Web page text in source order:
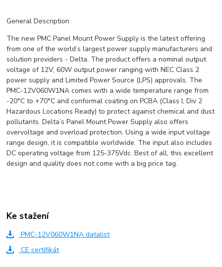
General Description
The new PMC Panel Mount Power Supply is the latest offering
from one of the world’s largest power supply manufacturers and
solution providers - Delta. The product offers a nominal output
voltage of 12V, 60W output power ranging with NEC Class 2
power supply and Limited Power Source (LPS) approvals. The
PMC-12V060W1NA comes with a wide temperature range from
-20°C to +70°C and conformal coating on PCBA (Class I, Div 2
Hazardous Locations Ready) to protect against chemical and dust
pollutants. Delta’s Panel Mount Power Supply also offers
overvoltage and overload protection. Using a wide input voltage
range design, it is compatible worldwide. The input also includes
DC operating voltage from 125-375Vdc. Best of all, this excellent
design and quality does not come with a big price tag.
Ke stažení
PMC-12V060W1NA datalist
CE certifikát